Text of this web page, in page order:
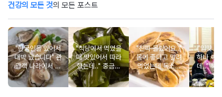
건강의 모든 것의 모든 포스트
"한국인들 있어서
대박 났습니다" 관
광객 나라에서 남
녀노소 보양식처
럼 먹는 음식
"식당에서 먹었을
때 맛있어서 따라
했는데.." 중금속
싹 다 빠질 줄 몰
랐어요
"진짜 몰랐어요.."
몸에 좋다고 말려
먹었는데 독소를
먹고 있었던 의외
의 음식
"입맛 없
하나 싸
데.." 북
외로 안
건